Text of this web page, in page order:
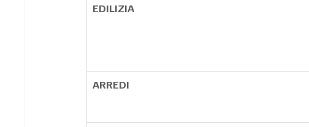
EDILIZIA
ARREDI